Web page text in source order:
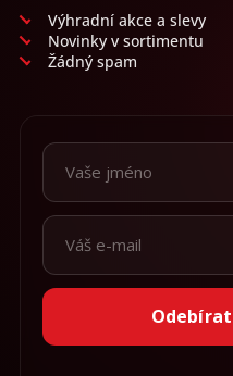
Výhradní akce a slevy
Novinky v sortimentu
Žádný spam